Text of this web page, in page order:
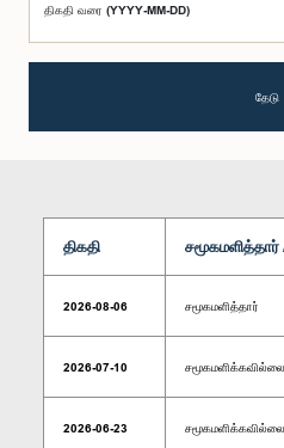
திகதி வரை (YYYY-MM-DD)
தேடு
திகதி
2026-08-06 சமூகமளித்தார்
2026-07-10 சமூகமளிக்கவில்லை
2026-06-23 சமூகமளிக்கவில்லை